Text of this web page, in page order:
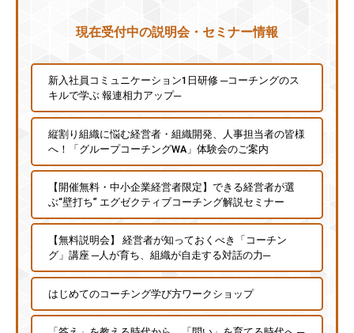
現在受付中の説明会・セミナー情報
新入社員コミュニケーション1日研修 ─コーチングのス
キルで学ぶ 報連相力アップ─
縦割り組織に悩む経営者・組織開発、人事担当者の皆様
へ！「グループコーチングWA」体験会のご案内
【開催無料・中小企業経営者限定】できる経営者が選
ぶ“壁打ち” エグゼクティブコーチング解説セミナー
【無料説明会】 経営者が知っておくべき「コーチン
グ」講座 ─人が育ち、組織が自走する対話の力─
はじめてのコーチング学び方ワークショップ